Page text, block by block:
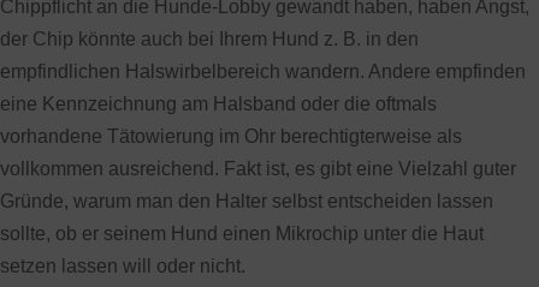
Chippflicht an die Hunde-Lobby gewandt haben, haben Angst,
der Chip könnte auch bei Ihrem Hund z. B. in den
empfindlichen Halswirbelbereich wandern. Andere empfinden
eine Kennzeichnung am Halsband oder die oftmals
vorhandene Tätowierung im Ohr berechtigterweise als
vollkommen ausreichend. Fakt ist, es gibt eine Vielzahl guter
Gründe, warum man den Halter selbst entscheiden lassen
sollte, ob er seinem Hund einen Mikrochip unter die Haut
setzen lassen will oder nicht.